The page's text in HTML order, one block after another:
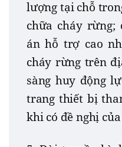
lượng tại chỗ
chữa cháy rừng;
án hỗ trợ cao
cháy rừng trên
sàng huy động
trang thiết bị
khi có đề nghị